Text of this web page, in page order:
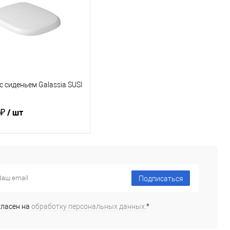
сиденьем Galassia SUSI
/ шт
в 1 клик Подписаться
на обработку персональных данных. *